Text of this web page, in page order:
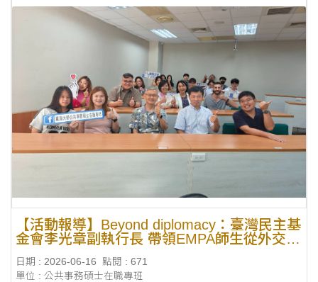
【活動報導】Beyond diplomacy：臺灣民主基
金會李光章副執行長 帶領EMPA師生從外交實
日期 : 2026-06-16
點閱 : 671
單位 : 公共事務碩士在職專班